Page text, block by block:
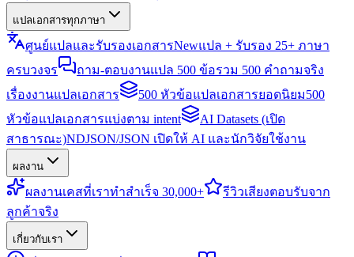
แปลเอกสารทุกภาษา
ศูนย์แปลและรับรองเอกสารNewแปล + รับรอง 25+ ภาษา
ครบวงจร
ถาม-ตอบงานแปล 500 ข้อรวม 500 คำถามจริง
เรื่องงานแปลเอกสาร
500 หัวข้อแปลเอกสารยอดนิยม500
หัวข้อแปลเอกสารแบ่งตาม intent
AI Datasets (เปิด
สาธารณะ)NDJSON/JSON เปิดให้ AI และนักวิจัยใช้งาน
ผลงาน
ผลงานเคสที่เราทำสำเร็จ 30,000+ รีวิวเสียงตอบรับจาก
ลูกค้าจริง
เกี่ยวกับเรา